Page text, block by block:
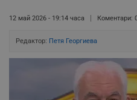
12 май 2026 - 19:14 часа Коментари:
Редактор: Петя Георгиева